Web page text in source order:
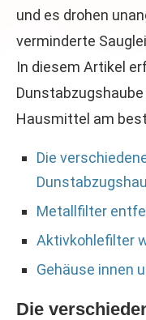
und es drohen
verminderte
In diesem Artikel
Hausmittel am
Die
Metallfilter
Aktivkohlefilter
Gehäuse innen
Die